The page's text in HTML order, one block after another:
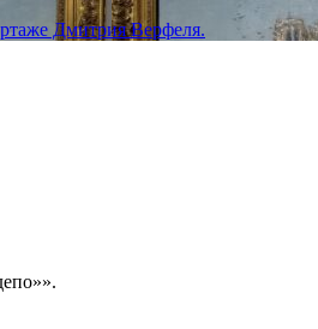
Дмитрия Верфеля.